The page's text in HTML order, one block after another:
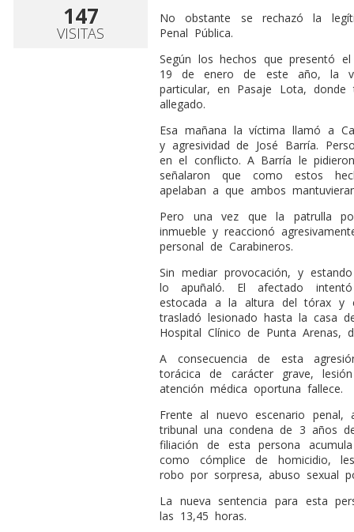
147
VISITAS
No obstante se rechazó la
Penal Pública.
Según los hechos que presentó
19 de enero de este año, la
particular, en Pasaje Lota,
allegado.
Esa mañana la víctima llamó a
y agresividad de José Barría.
en el conflicto. A Barría le
señalaron que como estos
apelaban a que ambos
Pero una vez que la patrulla
inmueble y reaccionó
personal de Carabineros.
Sin mediar provocación, y
lo apuñaló. El afectado
estocada a la altura del tórax y
trasladó lesionado hasta la casa
Hospital Clínico de Punta Arenas,
A consecuencia de esta
torácica de carácter grave,
atención médica oportuna fallece.
Frente al nuevo escenario
tribunal una condena de 3 años
filiación de esta persona
como cómplice de homicidio,
robo por sorpresa, abuso sexual
La nueva sentencia para esta
las 13,45 horas.